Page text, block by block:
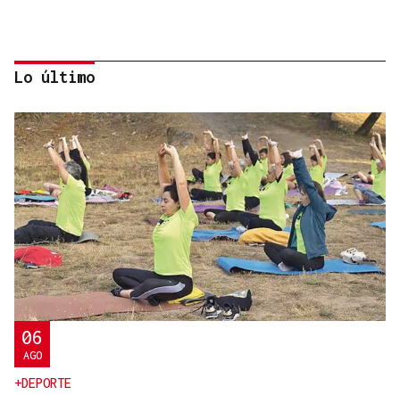
MEDICINA FÍSICA Y REHABILITACIÓN
Lucía Ros Dopico, médico especialista: “Mi sueño
es cambiar el paradigma de la discapacidad
infantil”
Lo último
06
AGO
+DEPORTE